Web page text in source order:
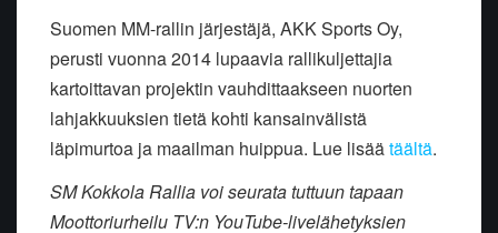
Suomen MM-rallin järjestäjä, AKK Sports Oy,
perusti vuonna 2014 lupaavia rallikuljettajia
kartoittavan projektin vauhdittaakseen nuorten
lahjakkuuksien tietä kohti kansainvälistä
läpimurtoa ja maailman huippua. Lue lisäätäältä.
SM Kokkola Rallia voi seurata tuttuun tapaan
Moottoriurheilu TV:n YouTube-livelähetyksien